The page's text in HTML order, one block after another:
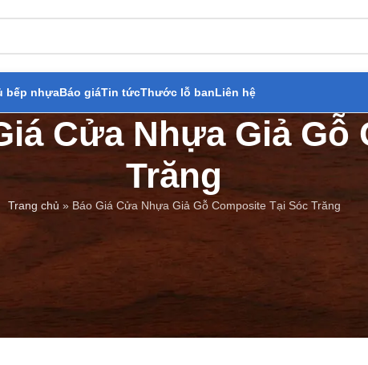
bếp nhựaBáo giáTin tứcThước lỗ banLiên hệ
Cửa Nhựa Giả Gỗ
Trăng
Trang chủ » Báo Giá Cửa Nhựa Giả Gỗ Composite Tại Sóc Trăng